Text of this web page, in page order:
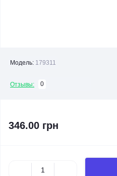
Модель: 179311
Отзывы: 0
346.00 грн